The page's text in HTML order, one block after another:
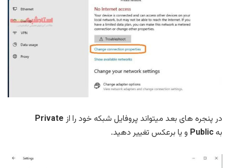
در پنجره های بعد میتواند پروفایل شبکه خود را از Private
بهPublic و یا برعکس تغییر دهید.